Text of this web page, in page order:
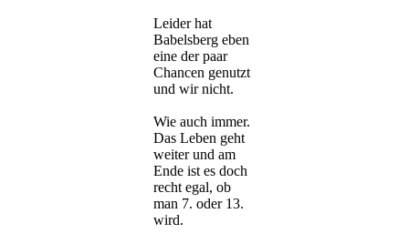
Leider hat
Babelsberg eben
eine der paar
Chancen genutzt
und wir nicht.
Wie auch immer.
Das Leben geht
weiter und am
Ende ist es doch
recht egal, ob
man 7. oder 13.
wird.